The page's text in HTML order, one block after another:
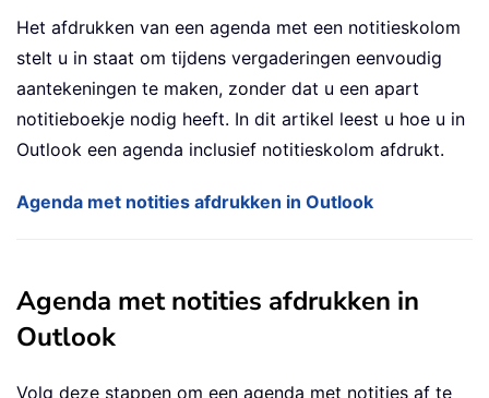
Het afdrukken van een agenda met een notitieskolom
stelt u in staat om tijdens vergaderingen eenvoudig
aantekeningen te maken, zonder dat u een apart
notitieboekje nodig heeft. In dit artikel leest u hoe u in
Outlook een agenda inclusief notitieskolom afdrukt.
Agenda met notities afdrukken in Outlook
Agenda met notities afdrukken in
Outlook
Volg deze stappen om een agenda met notities af te